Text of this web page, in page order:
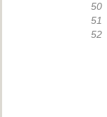
50
51
52